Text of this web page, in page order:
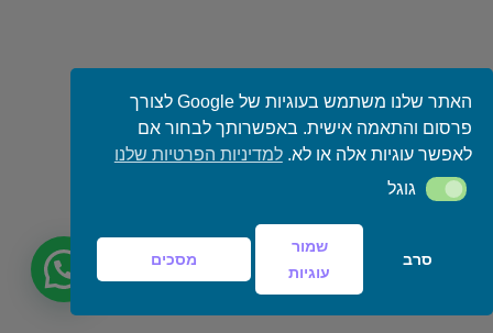
האתר שלנו משתמש בעוגיות של Google לצורך
פרסום והתאמה אישית. באפשרותך לבחור אם
לאפשר עוגיות אלה או לא.למדיניות הפרטיות שלנו
גוגל
גוגל
סרב
שמור
עוגיות
מסכים